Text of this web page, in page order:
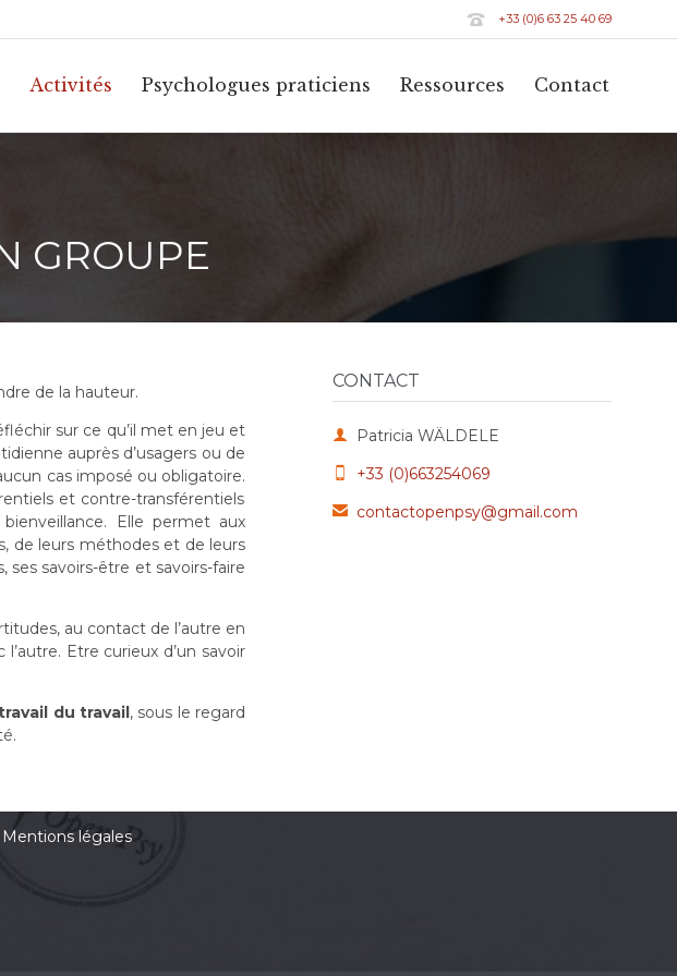
 +33 (0)6 63 25 40 69
Activités Psychologues praticiens Ressources Contact
GROUPE
de la hauteur.
sur ce qu’il met en jeu et
auprès d’usagers ou de
cas imposé ou obligatoire.
et contre-transférentiels
Elle permet aux
de leurs méthodes et de leurs
savoirs-être et savoirs-faire
au contact de l’autre en
Etre curieux d’un savoir
du travail, sous le regard
CONTACT
 Patricia WÄLDELE
+33 (0)663254069
 contactopenpsy@gmail.com
Mentions légales